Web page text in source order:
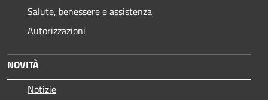
Salute, benessere e assistenza
Autorizzazioni
NOVITÀ
Notizie